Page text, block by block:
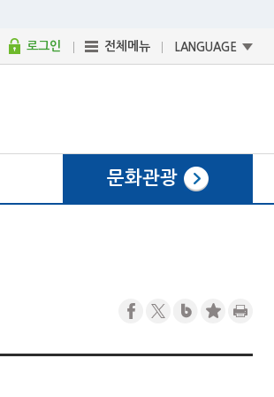
로그인 전체메뉴 LANGUAGE
문화관광